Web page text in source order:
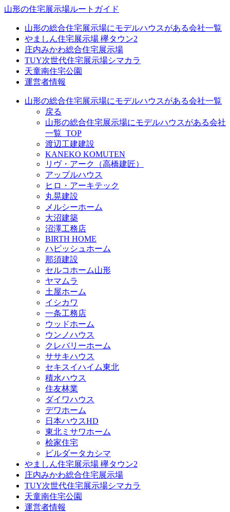
山形の住宅展示場ルートガイド
山形の総合住宅展示場にモデルハウスがある会社一覧
やましん住宅展示場 欅タウン2
庄内みかわ総合住宅展示場
TUY次世代住宅展示場シマカラ
天童南住宅公園
運営者情報
山形の総合住宅展示場にモデルハウスがある会社一覧
戻る
山形の総合住宅展示場にモデルハウスがある会社
一覧_TOP
渡辺工建建設
KANEKO KOMUTEN
リヴ・アーク（高橋建匠）
アップルハウス
ヒロ・アーキテック
丸晃建設
メルシーホーム
大沼建築
沼澤工務店
BIRTH HOME
ハピッシュホーム
那須建設
セルコホーム山形
ヤマムラ
土屋ホーム
イシカワ
一条工務店
ウッドホーム
ウンノハウス
クレバリーホーム
ササキハウス
セキスイハイム東北
積水ハウス
住友林業
ダイワハウス
デワホーム
日本ハウスHD
東北ミサワホーム
桧家住宅
ビルダータカシマ
やましん住宅展示場 欅タウン2
庄内みかわ総合住宅展示場
TUY次世代住宅展示場シマカラ
天童南住宅公園
運営者情報